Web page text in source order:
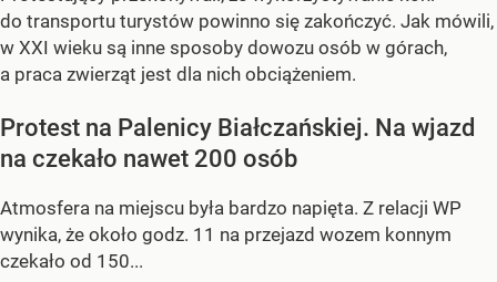
do transportu turystów powinno się zakończyć. Jak mówili,
w XXI wieku są inne sposoby dowozu osób w górach,
a praca zwierząt jest dla nich obciążeniem.
Protest na Palenicy Białczańskiej. Na wjazd
na czekało nawet 200 osób
Atmosfera na miejscu była bardzo napięta. Z relacji WP
wynika, że około godz. 11 na przejazd wozem konnym
czekało od 150...